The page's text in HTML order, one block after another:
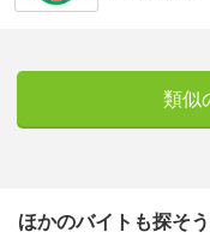
類似
ほかのバイトも探そう